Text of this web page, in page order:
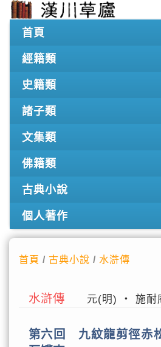
首頁
經籍類
史籍類
諸子類
文集類
佛籍類
古典小說
個人著作
首頁 /古典小說 / 水滸傳
水滸傳 元(明) ‧ 施耐
第六回 九紋龍剪徑赤